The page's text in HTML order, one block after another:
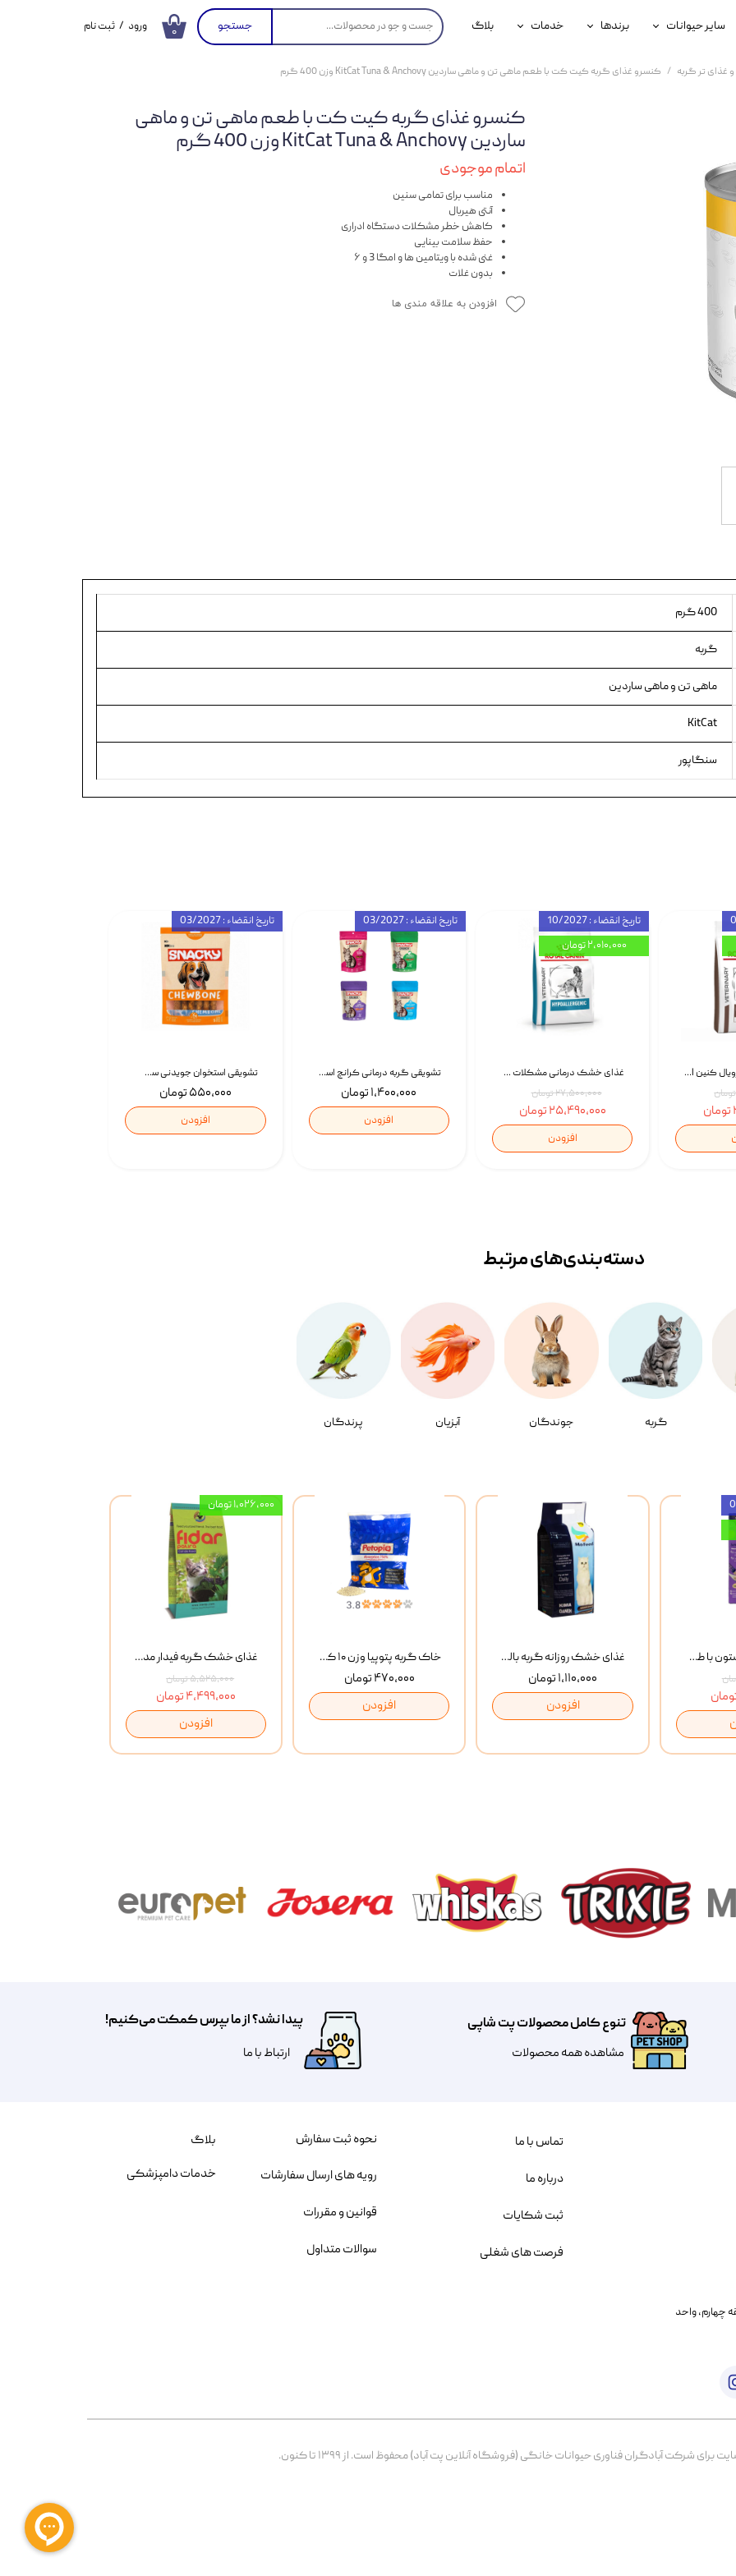
۰ جستجو
سگ
سایر حیوانات
محصولات پرندگان
برندها
جوسرا
خدمات
خدمات آنلاین دامپزشکی
بلاگ ورود / ثبت نام
غذای تر گربه کنسرو غذای گربه کیت کت با طعم ماهی تن و ماهی ساردین KitCat Tuna & Anchovy وزن 400 گرم
کنسرو غذای گربه کیت کت با طعم ماهی تن و ماهی
ساردین KitCat Tuna & Anchovy وزن 400 گرم
اتمام موجودی
مناسب برای تمامی سنین
آنتی هیربال
کاهش خطر مشکلات دستگاه ادراری
حفظ سلامت بینایی
غنی شده با ویتامین ها و امگا 3 و ۶
بدون غلات
افزودن به علاقه مندی ها
400 گرم
گربه
ماهی تن و ماهی ساردین
KitCat
سنگاپور
تشویقی استخوان جویدنی سگ اسنکی کرانچی با طعم مرغ Snacky Crunchy Munchy وزن 100 گرم
۵۵۰,۰۰۰ تومان
افزودن
تاریخ انقضاء : 03/2027
تشویقی گربه درمانی کرانچ اسنکی با طعم میکس Snacky Crunch Cat Treats وزن 60 گرم بسته 4 عددی
۱,۴۰۰,۰۰۰ تومان
افزودن
تاریخ انقضاء : 03/2027
غذای خشک درمانی مشکلات گوارشی سگ رویال کنین Royal Canin Hypoallergenic وزن 7 کیلوگرم | پت استوک
۲۷,۵۰۰,۰۰۰ تومان
۲۵,۴۹۰,۰۰۰ تومان
افزودن
تاریخ انقضاء : 10/2027
۲,۰۱۰,۰۰۰ تومان
غذای خشک سگ رویال کنین Royal Canin Gastrointestinal وزن 7.5 کیلوگرم | پت استوک
گربه جوندگان آبزیان پرندگان
دسته‌بندی‌‌های مرتبط
غذای خشک گربه فیدار مدل Adult وزن 10 کیلوگرم
۵,۵۲۵,۰۰۰ تومان
۴,۴۹۹,۰۰۰ تومان
افزودن
۱,۰۲۶,۰۰۰ تومان
خاک گربه پتوپیا وزن ۱۰ کیلوگرم
۴۷۰,۰۰۰ تومان
افزودن
غذای خشک روزانه گربه بالغ مفید MoFeed Adult Daily Cat Food وزن 2 کیلوگرم
۱,۱۱۰,۰۰۰ تومان
افزودن
بستنی گربه وینستون با طعم مرغ و ماهی Winstone Chicken & Fish بسته 8 عددی
تنوع کامل محصولات پت شاپی
مشاهده همه محصولات
پیدا نشد؟ از ما بپرس کمکت می‌کنیم!
​​​ارتباط با ما
خیابان بنی هاشم پلاک ۲۰۲ ، طبقه چهارم، واحد
شرکت آبادگران فناوری حیوانات خانگی (فروشگاه آنلاین پت آباد) محفوظ است. از ۱۳۹۹ تا کنون.
نحوه ثبت سفارش
رویه های ارسال سفارشات
قوانین و مقررات
سوالات متداول
تماس با ما
درباره ما
ثبت شکایات
فرصت های شغلی
بلاگ
خدمات دامپزشکی